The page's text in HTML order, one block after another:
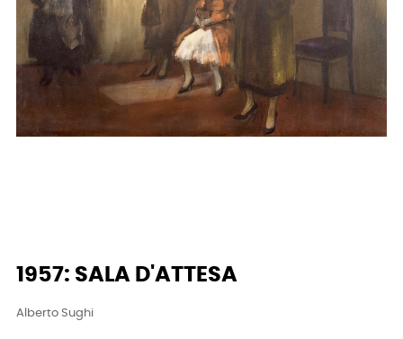
1957: SALA D'ATTESA
Alberto Sughi